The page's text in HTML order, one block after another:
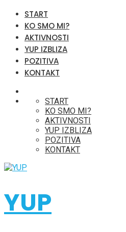
START
KO SMO MI?
AKTIVNOSTI
YUP IZBLIZA
POZITIVA
KONTAKT
START
KO SMO MI?
AKTIVNOSTI
YUP IZBLIZA
POZITIVA
KONTAKT
YUP